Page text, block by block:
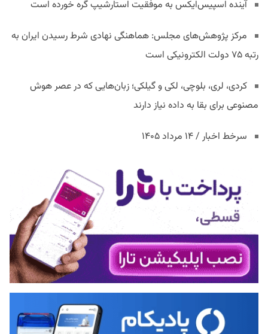
آینده اسپیس‌ایکس به موفقیت استارشیپ گره خورده است
مرکز پژوهش‌های مجلس: هماهنگی نهادی شرط رسیدن ایران به
رتبه ۷۵ دولت الکترونیکی است
کردی، لری، بلوچی، لکی و گیلکی؛ زبان‌هایی که در عصر هوش
مصنوعی برای بقا به داده نیاز دارند
سرخط اخبار / ۱۴ مرداد ۱۴۰۵